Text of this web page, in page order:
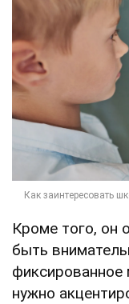
Кроме того, он
быть
фиксированное
нужно